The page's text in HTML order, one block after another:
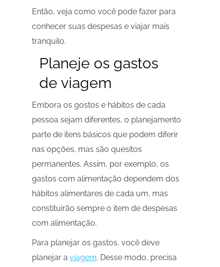
Então, veja como você pode fazer para
conhecer suas despesas e viajar mais
tranquilo.
Planeje os gastos
de viagem
Embora os gostos e hábitos de cada
pessoa sejam diferentes, o planejamento
parte de itens básicos que podem diferir
nas opções, mas são quesitos
permanentes. Assim, por exemplo, os
gastos com alimentação dependem dos
hábitos alimentares de cada um, mas
constituirão sempre o item de despesas
com alimentação.
Para planejar os gastos, você deve
planejar a viagem. Desse modo, precisa